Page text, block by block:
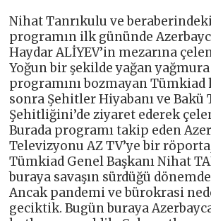
Nihat Tanrıkulu ve
programın ilk gününde
Haydar ALİYEV’in mezarına
Yoğun bir şekilde yağan
programını bozmayan Tümkiad
sonra Şehitler Hiyabanı ve Bakü
Şehitliğini’de ziyaret ederek
Burada programı takip eden
Televizyonu AZ TV’ye bir
Tümkiad Genel Başkanı Nihat
buraya savaşın sürdüğü
Ancak pandemi ve bürokrasi
geciktik. Bugün buraya